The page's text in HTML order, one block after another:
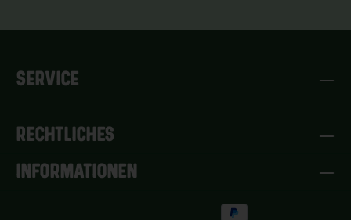
SERVICE
RECHTLICHES
INFORMATIONEN